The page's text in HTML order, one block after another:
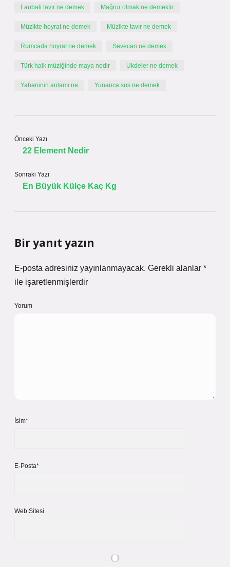
Laubali tavır ne demek Mağrur olmak ne demektir
Müzikte hoyrat ne demek Müzikte tavır ne demek
Rumcada hoyrat ne demek Sevecan ne demek
Türk halk müziğinde maya nedir Ukdeler ne demek
Yabaninin anlamı ne Yunanca sus ne demek
Önceki Yazı
22 Element Nedir
Sonraki Yazı
En Büyük Külçe Kaç Kg
Bir yanıt yazın
E-posta adresiniz yayınlanmayacak. Gerekli alanlar *
ile işaretlenmişlerdir
Yorum
İsim*
E-Posta*
Web Sitesi